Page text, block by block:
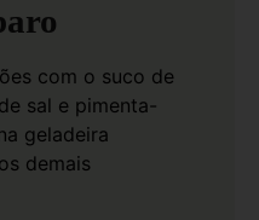
com o suco de
sal e pimenta-
geladeira
demais